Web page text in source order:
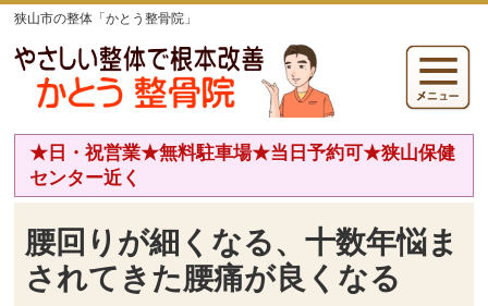
狭山市の整体「かとう整骨院」
★日・祝営業★無料駐車場★当日予約可★狭山保健
センター近く
腰回りが細くなる、十数年悩ま
されてきた腰痛が良くなる